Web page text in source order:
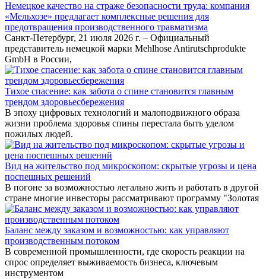
Немецкое качество на страже безопасности труда: компания
«Мельхозе» предлагает комплексные решения для
предотвращения производственного травматизма
Санкт-Петербург, 21 июля 2026 г. – Официальный
представитель немецкой марки Mehlhose Antirutschprodukte
GmbH в России,
Тихое спасение: как забота о спине становится главным
трендом здоровьесбережения
В эпоху цифровых технологий и малоподвижного образа
жизни проблема здоровья спины перестала быть уделом
пожилых людей.
Вид на жительство под микроскопом: скрытые угрозы и цена
поспешных решений
В погоне за возможностью легально жить и работать в другой
стране многие инвесторы рассматривают программу "Золотая
Баланс между заказом и возможностью: как управляют
производственным потоком
В современной промышленности, где скорость реакции на
спрос определяет выживаемость бизнеса, ключевым
инструментом